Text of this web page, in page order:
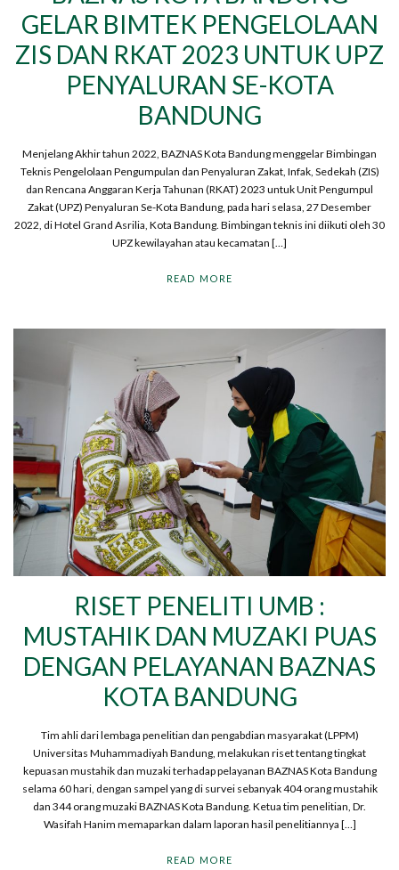
GELAR BIMTEK PENGELOLAAN
ZIS DAN RKAT 2023 UNTUK UPZ
PENYALURAN SE-KOTA
BANDUNG
Menjelang Akhir tahun 2022, BAZNAS Kota Bandung menggelar Bimbingan
Teknis Pengelolaan Pengumpulan dan Penyaluran Zakat, Infak, Sedekah (ZIS)
dan Rencana Anggaran Kerja Tahunan (RKAT) 2023 untuk Unit Pengumpul
Zakat (UPZ) Penyaluran Se-Kota Bandung, pada hari selasa, 27 Desember
2022, di Hotel Grand Asrilia, Kota Bandung. Bimbingan teknis ini diikuti oleh 30
UPZ kewilayahan atau kecamatan […]
READ MORE
RISET PENELITI UMB :
MUSTAHIK DAN MUZAKI PUAS
DENGAN PELAYANAN BAZNAS
KOTA BANDUNG
Tim ahli dari lembaga penelitian dan pengabdian masyarakat (LPPM)
Universitas Muhammadiyah Bandung, melakukan riset tentang tingkat
kepuasan mustahik dan muzaki terhadap pelayanan BAZNAS Kota Bandung
selama 60 hari, dengan sampel yang di survei sebanyak 404 orang mustahik
dan 344 orang muzaki BAZNAS Kota Bandung. Ketua tim penelitian, Dr.
Wasifah Hanim memaparkan dalam laporan hasil penelitiannya […]
READ MORE